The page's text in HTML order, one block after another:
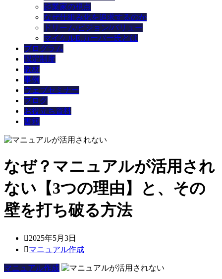
起業家の視点
なぜ仕組み化を追求するのか
ドリーム/ビジョン/バリュー
マイケルE.ガーバー氏とは
プログラム
認定制度
教材
事例
ウェブセミナー
ブログ
お役立ち資料
書籍
なぜ？マニュアルが活用され
ない【3つの理由】と、その
壁を打ち破る方法
2025年5月3日
マニュアル作成
マニュアル作成